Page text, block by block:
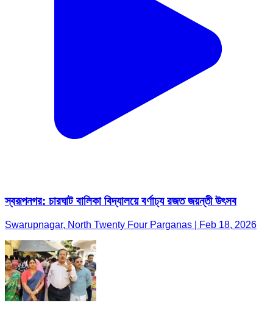
স্বরূপনগর: চারঘাট বালিকা বিদ্যালয়ে বর্ণাঢ্য রজত জয়ন্তী উৎসব
Swarupnagar, North Twenty Four Parganas | Feb 18, 2026